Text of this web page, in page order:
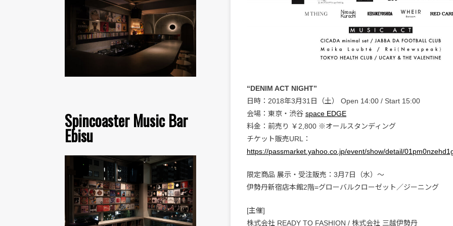
Spincoaster Music Bar
Ebisu
“DENIM ACT NIGHT”
日時：2018年3月31日（土） Open 14:00 / Start 15:00
会場：東京・渋谷 space EDGE
料金：前売り ￥2,800 ※オールスタンディング
チケット販売URL：
https://passmarket.yahoo.co.jp/event/show/detail/
限定商品 展示・受注販売：3月7日（水）〜
伊勢丹新宿店本館2階=グローバルクローゼット／ジーニング
[主催]
株式会社 READY TO FASHION / 株式会社 三越伊勢丹